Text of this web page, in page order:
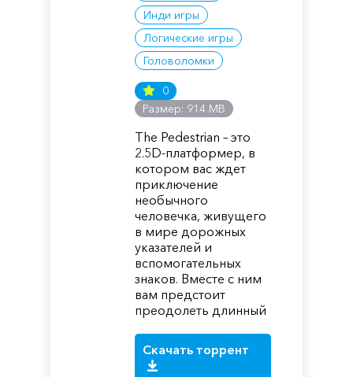
Инди игры
Логические игры
Головоломки
0
Размер: 914 MB
The Pedestrian – это
2.5D-платформер, в
котором вас ждет
приключение
необычного
человечка, живущего
в мире дорожных
указателей и
вспомогательных
знаков. Вместе с ним
вам предстоит
преодолеть длинный
Скачать торрент